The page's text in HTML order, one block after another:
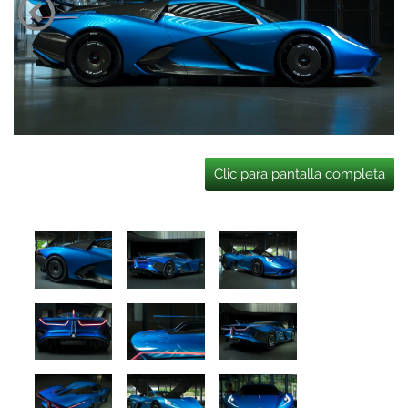
Clic para pantalla completa